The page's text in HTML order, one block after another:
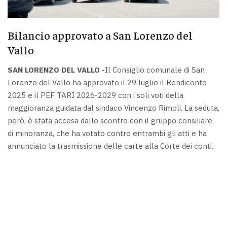
Bilancio approvato a San Lorenzo del
Vallo
SAN LORENZO DEL VALLO -Il Consiglio comunale di San
Lorenzo del Vallo ha approvato il 29 luglio il Rendiconto
2025 e il PEF TARI 2026-2029 con i soli voti della
maggioranza guidata dal sindaco Vincenzo Rimoli. La seduta,
però, è stata accesa dallo scontro con il gruppo consiliare
di minoranza, che ha votato contro entrambi gli atti e ha
annunciato la trasmissione delle carte alla Corte dei conti.